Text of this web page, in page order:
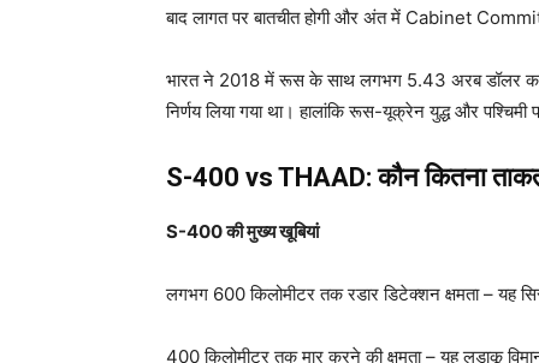
बाद लागत पर बातचीत होगी और अंत में Cabinet
भारत ने 2018 में रूस के साथ लगभग 5.43 अरब डॉलर का
निर्णय लिया गया था। हालांकि रूस-यूक्रेन युद्ध और
S-400 vs THAAD: कौन कितना
S-400 की मुख्य खूबियां
लगभग 600 किलोमीटर तक रडार डिटेक्शन क्षमता – यह
400 किलोमीटर तक मार करने की क्षमता – यह लड़ाकू